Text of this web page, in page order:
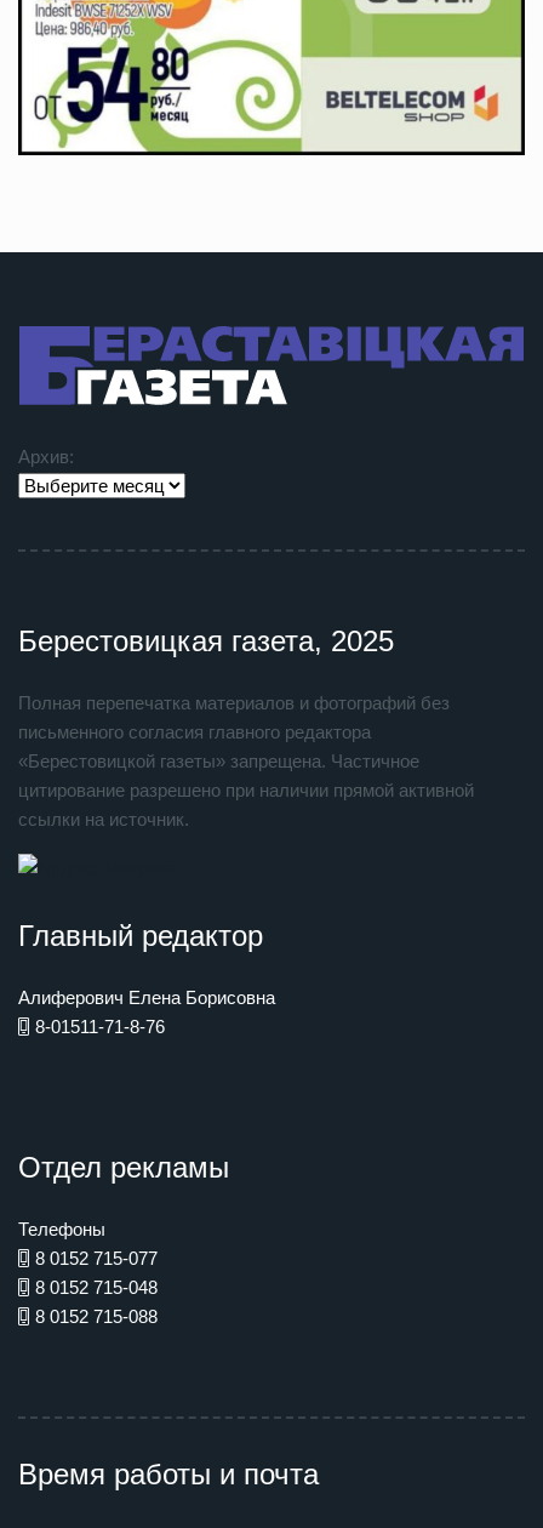
Архив:
Берестовицкая газета, 2025
Полная перепечатка материалов и фотографий без
письменного согласия главного редактора
«Берестовицкой газеты» запрещена. Частичное
цитирование разрешено при наличии прямой активной
ссылки на источник.
Главный редактор
Алиферович Елена Борисовна
8-01511-71-8-76
Отдел рекламы
Телефоны
8 0152 715-077
8 0152 715-048
8 0152 715-088
Время работы и почта